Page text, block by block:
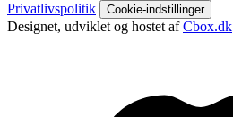
Privatlivspolitik Cookie-indstillinger
Designet, udviklet og hostet afCbox.dk